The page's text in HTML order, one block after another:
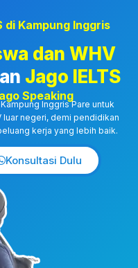
di Kampung Inggris
dan WHV
Jago IELTS
Speaking
Inggris Pare untuk
luar negeri, demi pendidikan
kerja yang lebih baik.
Konsultasi Dulu